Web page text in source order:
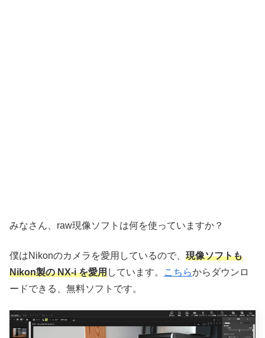
みなさん、raw現像ソフトは何を使っていますか？
僕はNikonのカメラを愛用しているので、 現像ソフトも
Nikon製の NX-i を愛用しています。 こちらからダウンロ
ードできる、無料ソフトです。